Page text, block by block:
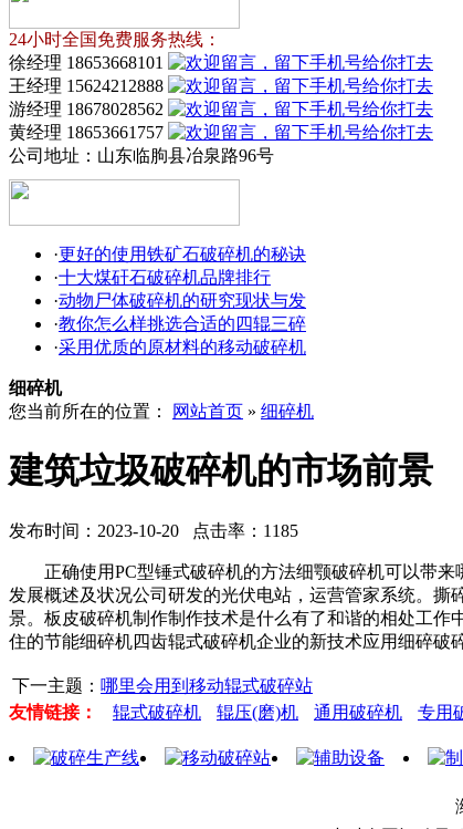
24小时全国免费服务热线：
徐经理 18653668101
王经理 15624212888
游经理 18678028562
黄经理 18653661757
公司地址： 山东临朐县冶泉路96号
·更好的使用铁矿石破碎机的秘诀
·十大煤矸石破碎机品牌排行
·动物尸体破碎机的研究现状与发
·教你怎么样挑选合适的四辊三碎
·采用优质的原材料的移动破碎机
细碎机
您当前所在的位置：
网站首页 » 细碎机
建筑垃圾破碎机的市场前景
发布时间：2023-10-20 点击率：1185
正确使用PC型锤式破碎机的方法细颚破碎机可以带来
发展概述及状况公司研发的光伏电站，运营管家系统。
景。板皮破碎机制作制作技术是什么有了和谐的相处工
住的节能细碎机四齿辊式破碎机企业的新技术应用细碎
下一主题： 哪里会用到移动辊式破碎站
友情链接：
辊式破碎机 辊压(磨)机 通用破碎机 专用